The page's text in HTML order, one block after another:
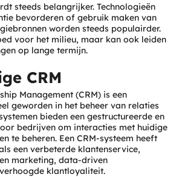
steeds belangrijker. Technologieën
bevorderen of gebruik maken van
worden steeds populairder.
voor het milieu, maar kan ook leiden
op lange termijn.
CRM
Management (CRM) is een
geworden in het beheer van relaties
bieden een gestructureerde en
bedrijven om interacties met huidige
te beheren. Een CRM-systeem heeft
een verbeterde klantenservice,
marketing, data-driven
klantloyaliteit.